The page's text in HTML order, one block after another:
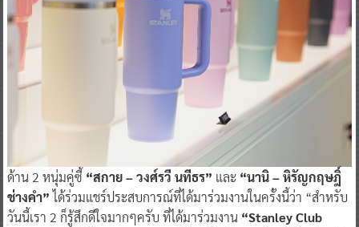
ด้าน 2 หนุ่มคู่ซี้ “สกาย – วงศ์รวี นทีธร” และ“นานิ – หิรัญกฤษฎิ์
ช่างคำ”ได้ร่วมแชร์ประสบการณ์ที่ได้มาร่วมงานในครั้งนี้ว่า “สำหรับ
วันนี้เรา 2 ก็รู้สึกดีใจมากๆครับ ที่ได้มาร่วมงาน“Stanley Club